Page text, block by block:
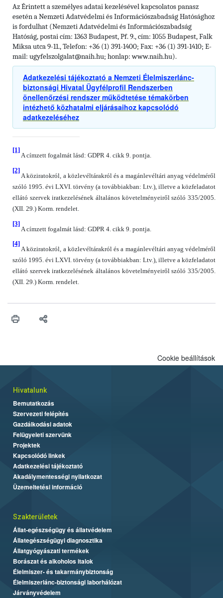
Az Érintett a személyes adatai kezelésével kapcsolatos panasz
esetén a Nemzeti Adatvédelmi és Információszabadság Hatósághoz
is fordulhat (Nemzeti Adatvédelmi és Információszabadság
Hatóság, postai cím: 1363 Budapest, Pf. 9., cím: 1055 Budapest, Falk
Miksa utca 9-11., Telefon: +36 (1) 391-1400; Fax: +36 (1) 391-1410; E-
mail: ugyfelszolgalat@naih.hu; honlap: www.naih.hu).
Adatkezelési tájékoztató a Nemzeti Élelmiszerlánc-
biztonsági Hivatal Ügyfélprofil Rendszerben
önellenőrzési rendszer működtetése témakörben
intézhető közhatalmi eljárásaihoz kapcsolódó
adatkezeléséhez
[1]
A címzett fogalmát lásd: GDPR 4. cikk 9. pontja.
[2]
A köziratokról, a közlevéltárakról és a magánlevéltári anyag védelméről
szóló 1995. évi LXVI. törvény (a továbbiakban: Ltv.), illetve a közfeladatot
ellátó szervek iratkezelésének általános követelményeiről szóló 335/2005.
(XII. 29.) Korm. rendelet.
[3]
A címzett fogalmát lásd: GDPR 4. cikk 9. pontja.
[4]
A köziratokról, a közlevéltárakról és a magánlevéltári anyag védelméről
szóló 1995. évi LXVI. törvény (a továbbiakban: Ltv.), illetve a közfeladatot
ellátó szervek iratkezelésének általános követelményeiről szóló 335/2005.
(XII. 29.) Korm. rendelet.
Cookie beállítások
Hivatalunk
Bemutatkozás
Szervezeti felépítés
Gazdálkodási adatok
Felügyeleti szervünk
Projektek
Kapcsolódó linkek
Adatkezelési tájékoztató
Akadálymentességi nyilatkozat
Üzemeltetési információ
Szakterületek
Állat-egészségügy és állatvédelem
Állategészségügyi diagnosztika
Állatgyógyászati termékek
Borászat és alkoholos italok
Élelmiszer- és takarmánybiztonság
Élelmiszerlánc-biztonsági laborhálózat
Járványvédelem